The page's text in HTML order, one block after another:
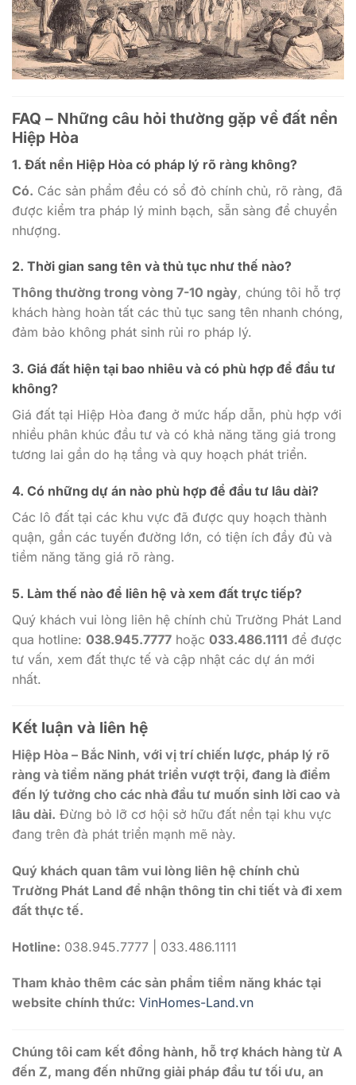
FAQ – Những câu hỏi thường gặp về đất nền
Hiệp Hòa
1. Đất nền Hiệp Hòa có pháp lý rõ ràng không?
Có. Các sản phẩm đều có sổ đỏ chính chủ, rõ ràng, đã
được kiểm tra pháp lý minh bạch, sẵn sàng để chuyển
nhượng.
2. Thời gian sang tên và thủ tục như thế nào?
Thông thường trong vòng 7-10 ngày, chúng tôi hỗ trợ
khách hàng hoàn tất các thủ tục sang tên nhanh chóng,
đảm bảo không phát sinh rủi ro pháp lý.
3. Giá đất hiện tại bao nhiêu và có phù hợp để đầu tư
không?
Giá đất tại Hiệp Hòa đang ở mức hấp dẫn, phù hợp với
nhiều phân khúc đầu tư và có khả năng tăng giá trong
tương lai gần do hạ tầng và quy hoạch phát triển.
4. Có những dự án nào phù hợp để đầu tư lâu dài?
Các lô đất tại các khu vực đã được quy hoạch thành
quận, gần các tuyến đường lớn, có tiện ích đầy đủ và
tiềm năng tăng giá rõ ràng.
5. Làm thế nào để liên hệ và xem đất trực tiếp?
Quý khách vui lòng liên hệ chính chủ Trường Phát Land
qua hotline: 038.945.7777 hoặc 033.486.1111 để được
tư vấn, xem đất thực tế và cập nhật các dự án mới
nhất.
Kết luận và liên hệ
Hiệp Hòa – Bắc Ninh, với vị trí chiến lược, pháp lý rõ
ràng và tiềm năng phát triển vượt trội, đang là điểm
đến lý tưởng cho các nhà đầu tư muốn sinh lời cao và
lâu dài. Đừng bỏ lỡ cơ hội sở hữu đất nền tại khu vực
đang trên đà phát triển mạnh mẽ này.
Quý khách quan tâm vui lòng liên hệ chính chủ
Trường Phát Land để nhận thông tin chi tiết và đi xem
đất thực tế.
Hotline: 038.945.7777 | 033.486.1111
Tham khảo thêm các sản phẩm tiềm năng khác tại
website chính thức: VinHomes-Land.vn
Chúng tôi cam kết đồng hành, hỗ trợ khách hàng từ A
đến Z, mang đến những giải pháp đầu tư tối ưu, an